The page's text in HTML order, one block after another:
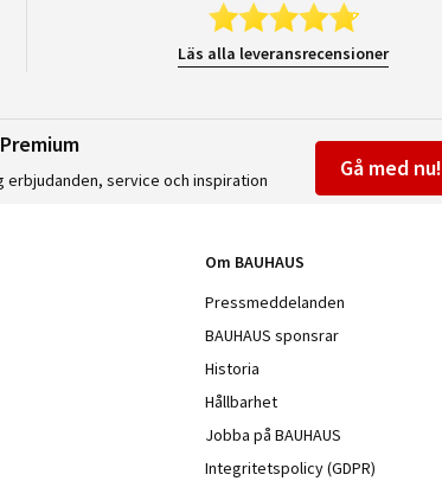
Läs alla leveransrecensioner
erbjudanden, service och inspiration Gå med nu!
Om BAUHAUS
Pressmeddelanden
BAUHAUS sponsrar
Historia
Hållbarhet
Jobba på BAUHAUS
Integritetspolicy (GDPR)